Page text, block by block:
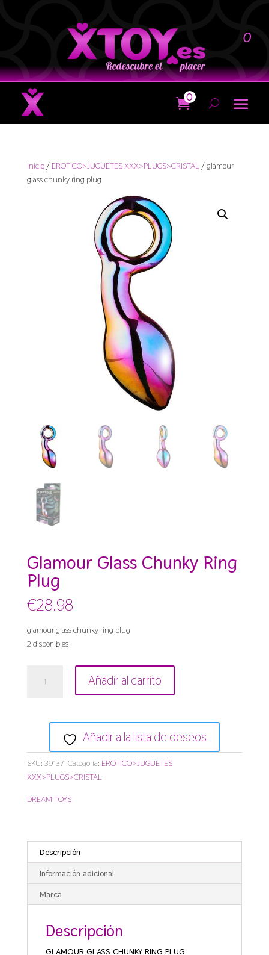
0
0
Inicio/ EROTICO>JUGUETES XXX>PLUGS>CRISTAL / glamour
glass chunky ring plug
Glamour Glass Chunky Ring
Plug
€28.98
glamour glass chunky ring plug
2 disponibles
Añadir al carrito
Añadir a la lista de deseos
SKU: 391371 Categoría: EROTICO>JUGUETES
XXX>PLUGS>CRISTAL
DREAM TOYS
Descripción
Información adicional
Marca
Descripción
GLAMOUR GLASS CHUNKY RING PLUG